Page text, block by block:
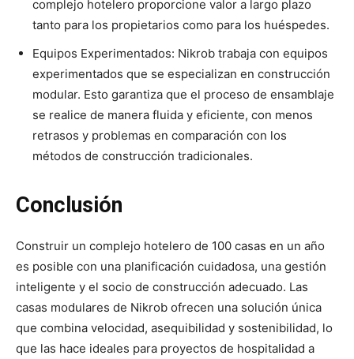
complejo hotelero proporcione valor a largo plazo
tanto para los propietarios como para los huéspedes.
Equipos Experimentados: Nikrob trabaja con equipos
experimentados que se especializan en construcción
modular. Esto garantiza que el proceso de ensamblaje
se realice de manera fluida y eficiente, con menos
retrasos y problemas en comparación con los
métodos de construcción tradicionales.
Conclusión
Construir un complejo hotelero de 100 casas en un año
es posible con una planificación cuidadosa, una gestión
inteligente y el socio de construcción adecuado. Las
casas modulares de Nikrob ofrecen una solución única
que combina velocidad, asequibilidad y sostenibilidad, lo
que las hace ideales para proyectos de hospitalidad a